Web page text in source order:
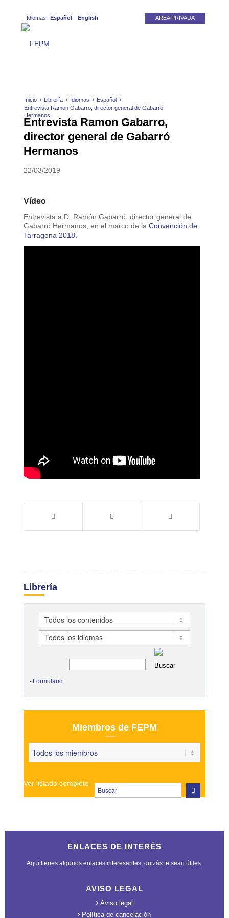
AREA PRIVADA
Idiomas: Español English
Inicio / Librería / Idiomas / Español /
Entrevista Ramon Gabarro, director general de Gabarró
Hermanos
Entrevista Ramon Gabarro,
director general de Gabarró
Hermanos
22/03/2019
Vídeo
Entrevista a D. Ramón Gabarró, director general de
Gabarró Hermanos, en el marco de laConvención de
Tarragona 2018.
Librería
Formulario
Miembros de FEPM
Ver listado completo
ENLACES DE INTERÉS
Aquí tienes algunos enlaces interesantes, quizás te sean útiles.
AVISO LEGAL
Aviso legal
Política de cancelación